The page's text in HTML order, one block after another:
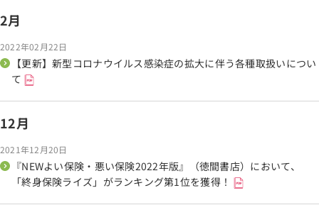
2月
2022年02月22日
【更新】新型コロナウイルス感染症の拡大に伴う各種取扱いについ
て
12月
2021年12月20日
『NEWよい保険・悪い保険2022年版』（徳間書店）において、
「終身保険ライズ」がランキング第1位を獲得！